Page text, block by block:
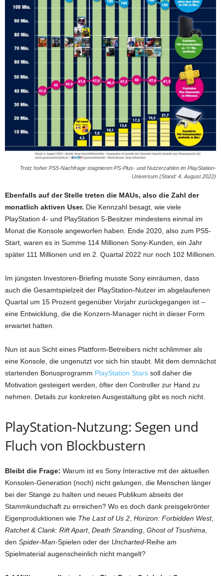
Trotz hoher PS5-Nachfrage stagnieren PS-Plus- und Nutzerzahlen im PlayStation-
Universum (Stand: 4. August 2022)
Ebenfalls auf der Stelle treten die MAUs, also die Zahl der
monatlich aktiven User. Die Kennzahl besagt, wie viele
PlayStation 4- und PlayStation 5-Besitzer mindestens einmal im
Monat die Konsole angeworfen haben. Ende 2020, also zum PS5-
Start, waren es in Summe 114 Millionen Sony-Kunden, ein Jahr
später 111 Millionen und im 2. Quartal 2022 nur noch 102 Millionen.
Im jüngsten Investoren-Briefing musste Sony einräumen, dass
auch die Gesamtspielzeit der PlayStation-Nutzer im abgelaufenen
Quartal um 15 Prozent gegenüber Vorjahr zurückgegangen ist –
eine Entwicklung, die die Konzern-Manager nicht in dieser Form
erwartet hatten.
Nun ist aus Sicht eines Plattform-Betreibers nicht schlimmer als
eine Konsole, die ungenutzt vor sich hin staubt. Mit dem demnächst
startenden Bonusprogramm PlayStation Stars soll daher die
Motivation gesteigert werden, öfter den Controller zur Hand zu
nehmen. Details zur konkreten Ausgestaltung gibt es noch nicht.
PlayStation-Nutzung: Segen und
Fluch von Blockbustern
Bleibt die Frage: Warum ist es Sony Interactive mit der aktuellen
Konsolen-Generation (noch) nicht gelungen, die Menschen länger
bei der Stange zu halten und neues Publikum abseits der
Stammkundschaft zu erreichen? Wo es doch dank preisgekrönter
Eigenproduktionen wie The Last of Us 2, Horizon: Forbidden West,
Ratchet & Clank: Rift Apart, Death Stranding, Ghost of Tsushima,
den Spider-Man-Spielen oder der Uncharted-Reihe am
Spielmaterial augenscheinlich nicht mangelt?